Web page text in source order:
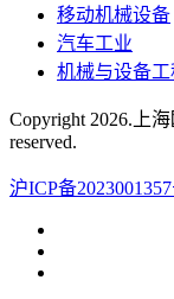
移动机械设备
汽车工业
机械与设备工
Copyright 2026.上
reserved.
沪ICP备